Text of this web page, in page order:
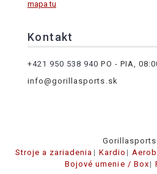
mapa tu
Kontakt
+421 950 538 940 PO - PIA,
info@gorillasports.sk
Stroje a zariadenia
Kardio
Bojové umenie / Box